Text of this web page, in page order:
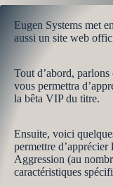
Eugen Systems met
aussi un site web
Tout d’abord,
vous permettra
la bêta VIP du titre.
Ensuite, voici
permettre
Aggression (au
caractéristiques